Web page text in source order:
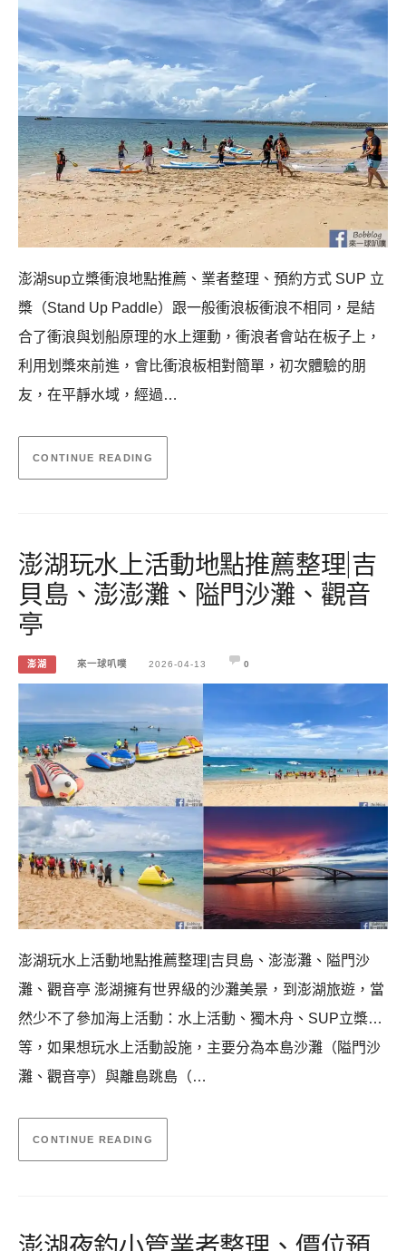
澎湖sup立槳衝浪地點推薦、業者整理、預約方式 SUP 立
槳（Stand Up Paddle）跟一般衝浪板衝浪不相同，是結
合了衝浪與划船原理的水上運動，衝浪者會站在板子上，
利用划槳來前進，會比衝浪板相對簡單，初次體驗的朋
友，在平靜水域，經過…
CONTINUE READING
澎湖玩水上活動地點推薦整理|吉
貝島、澎澎灘、隘門沙灘、觀音
亭
澎湖 來一球叭噗 2026-04-13 0
澎湖玩水上活動地點推薦整理|吉貝島、澎澎灘、隘門沙
灘、觀音亭 澎湖擁有世界級的沙灘美景，到澎湖旅遊，當
然少不了參加海上活動：水上活動、獨木舟、SUP立槳…
等，如果想玩水上活動設施，主要分為本島沙灘（隘門沙
灘、觀音亭）與離島跳島（…
CONTINUE READING